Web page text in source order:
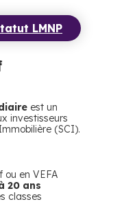
LMNP
est un
investisseurs
(SCI).
ou en VEFA
20 ans
classes